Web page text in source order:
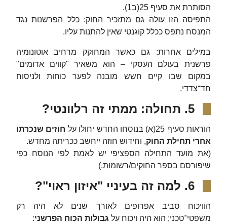
הסותרת את סעיף 25(ב1).
התפיסה הזו עולה גם מתזכיר החוק: כלל הפרשנות נגד
המנסח נתפס ככלל קוגנטי שאין להתנות עליו.
במילים אחרות: גם כאשר המחוקק מרחיב אוטונומיה
פרשנית בעולם העסקי – הוא משאיר "קווים אדומים"
במקום שבו קיים חשש מובנה לפער כוחות ולניסוח
חד־צדדי.
5. תחולה: ממתי זה רלוונטי?
הוראות סעיף 25(א) בנוסחו החדש יחולו על
חוזים שנכרתו
אחרי תחילת החוק, וחידוש חוזה ייחשב ככריתה מחדש.
(את מועד התחילה הספציפי יש לאמת לפי הנוסח כפי
שיפורסם בספר החוקים/רשומות.)
6. למה זה בעיניי "איזון ראוי"?
הוויכוח סביב אפרופים לאורך שנים לא היה רק
משפטי־טכני; הוא היה ויכוח על גבולות הכוח הפרשני: